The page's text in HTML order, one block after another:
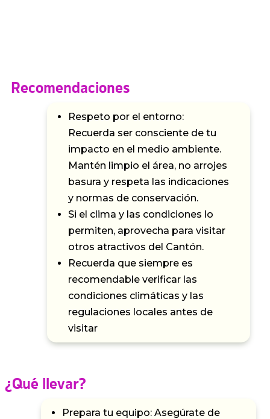
Recomendaciones
Respeto por el entorno:
Recuerda ser consciente de tu
impacto en el medio ambiente.
Mantén limpio el área, no arrojes
basura y respeta las indicaciones
y normas de conservación.
Si el clima y las condiciones lo
permiten, aprovecha para visitar
otros atractivos del Cantón.
Recuerda que siempre es
recomendable verificar las
condiciones climáticas y las
regulaciones locales antes de
visitar
¿Qué llevar?
Prepara tu equipo: Asegúrate de